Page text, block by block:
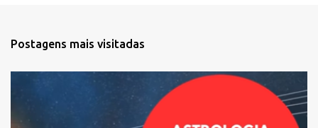
Postagens mais visitadas